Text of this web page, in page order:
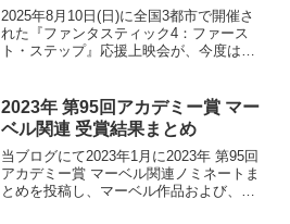
テップ』応援上映会開催！！
2025年8月10日(日)に全国3都市で開催さ
れた『ファンタスティック4：ファース
ト・ステップ』応援上映会が、今度は栃
スティック4：ファースト・ステップ』応
援上映会...
2023年 第95回アカデミー賞 マー
ベル関連 受賞結果まとめ
当ブログにて2023年1月に2023年 第95回
アカデミー賞 マーベル関連ノミネートま
とめを投稿し、マーベル作品および、今